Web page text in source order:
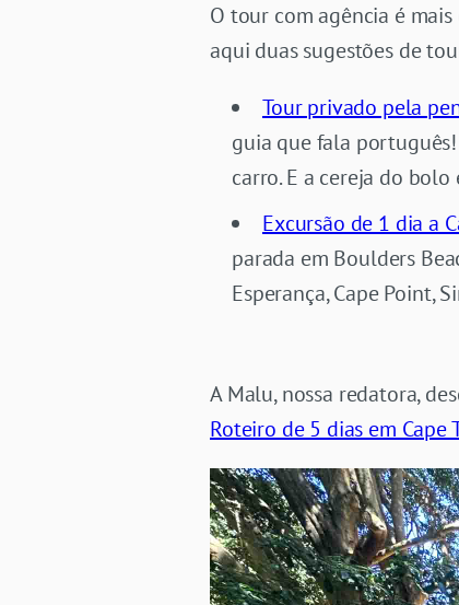
O tour com agência é
aqui duas sugestões de
Tour privado pela
guia que fala
carro. E a cereja do
Excursão de 1 dia a
parada em Boulders
Esperança, Cape Point,
A Malu, nossa redatora,
Roteiro de 5 dias em Cape